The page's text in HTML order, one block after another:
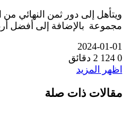
ويتأهل إلى دور ثمن النهائي
مجموعة بالإضافة إلى أفضل
2024-01-01
0
2 دقائق
اظهر المزيد
مقالات ذات صلة